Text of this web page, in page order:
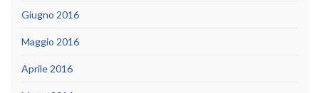
Giugno 2016
Maggio 2016
Aprile 2016